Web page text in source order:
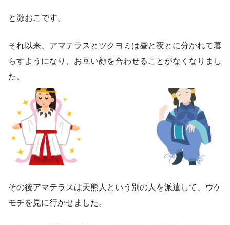
と激おこです。
それ以来、アマテラスとツクヨミは昼と夜とに分かれて暮
らすようになり、お互い顔を合わせることがなくなりまし
た。
その後アマテラスは天熊人という別の人を派遣して、ウケ
モチを見に行かせました。